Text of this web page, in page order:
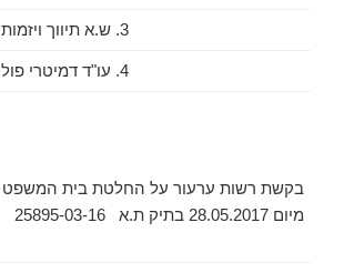
3. ש.א תיווך ויזמות בע"מ
4. עו"ד דמיטרי פולין
בקשת רשות ערעור על החלטת בית המשפט